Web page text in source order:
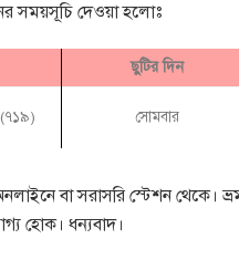
সময়সূচি দেওয়া হলোঃ
ছুটির দিন
(৭১৯) সোমবার
বা সরাসরি স্টেশন থেকে।
হোক। ধন্যবাদ।